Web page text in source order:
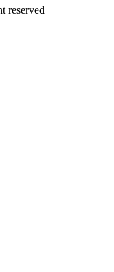
reserved